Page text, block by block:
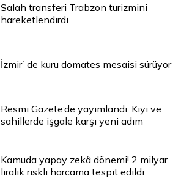
Salah transferi Trabzon turizmini
hareketlendirdi
İzmir`de kuru domates mesaisi sürüyor
Resmi Gazete’de yayımlandı: Kıyı ve
sahillerde işgale karşı yeni adım
Kamuda yapay zekâ dönemi! 2 milyar
liralık riskli harcama tespit edildi